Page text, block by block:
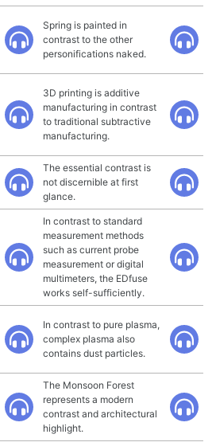
Spring is painted in
contrast to the other
personifications naked.
3D printing is additive
manufacturing in contrast
to traditional subtractive
manufacturing.
The essential contrast is
not discernible at first
glance.
In contrast to standard
measurement methods
such as current probe
measurement or digital
multimeters, the EDfuse
works self-sufficiently.
In contrast to pure plasma,
complex plasma also
contains dust particles.
The Monsoon Forest
represents a modern
contrast and architectural
highlight.